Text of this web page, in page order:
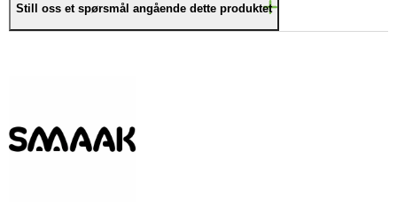
Still oss et spørsmål angående dette produktet